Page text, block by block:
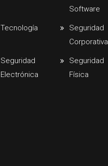
Software
Tecnología
Seguridad
Corporativa
Seguridad
Electrónica
Seguridad
Física